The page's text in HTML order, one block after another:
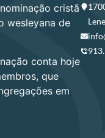
cristã
wesleyana de
conta hoje
que
em